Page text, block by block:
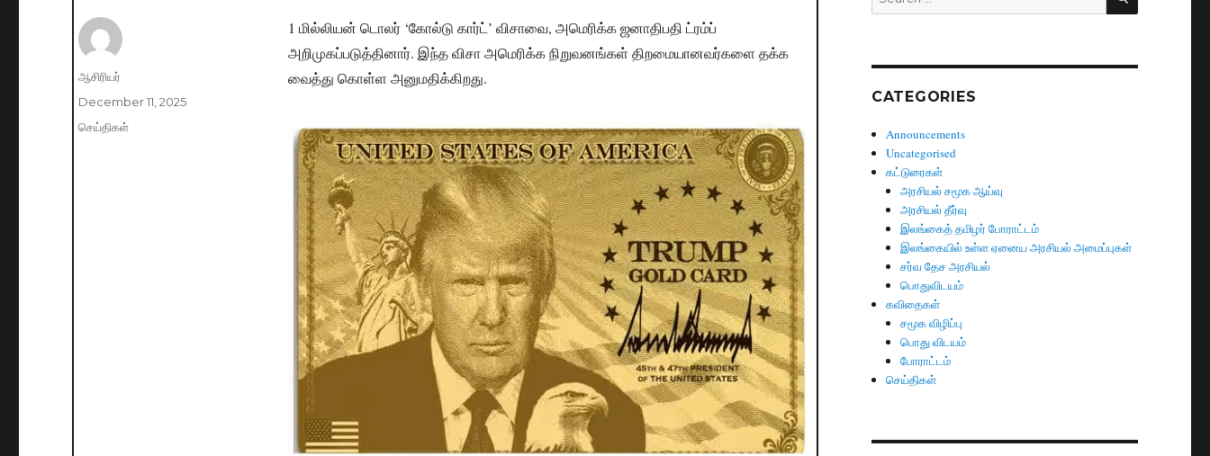
1 மில்லியன் டொலர் ‘கோல்டு கார்ட்’ விசாவை, அமெரிக்க ஜனாதிபதி ட்ரம்ப்
அறிமுகப்படுத்தினார். இந்த விசா அமெரிக்க நிறுவனங்கள் திறமையானவர்களை தக்க
வைத்து கொள்ள அனுமதிக்கிறது.
Author
ஆசிரியர்
Posted
on
December 11, 2025
Categories
செய்திகள்
for:
CATEGORIES
Announcements
Uncategorised
கட்டுரைகள்
அரசியல் சமூக ஆய்வு
அரசியல் தீர்வு
இலங்கைத் தமிழர் போராட்டம்
இலங்கையில் உள்ள ஏனைய அரசியல் அமைப்புகள்
சர்வ தேச அரசியல்
பொதுவிடயம்
கவிதைகள்
சமூக விழிப்பு
பொது விடயம்
போராட்டம்
செய்திகள்